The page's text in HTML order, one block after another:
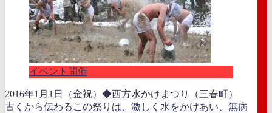
イベント開催
2016年1月1日（金祝）◆西方水かけまつり（三春町）
古くから伝わるこの祭りは、激しく水をかけあい、無病